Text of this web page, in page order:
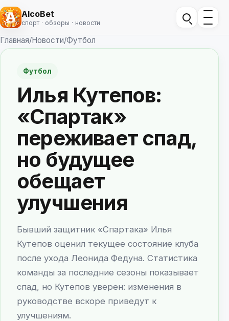
AlcoBet
спорт · обзоры · новости
Главная/Новости/Футбол
Футбол
Илья Кутепов:
«Спартак»
переживает спад,
но будущее
обещает
улучшения
Бывший защитник «Спартака» Илья
Кутепов оценил текущее состояние клуба
после ухода Леонида Федуна. Статистика
команды за последние сезоны показывает
спад, но Кутепов уверен: изменения в
руководстве вскоре приведут к
улучшениям.